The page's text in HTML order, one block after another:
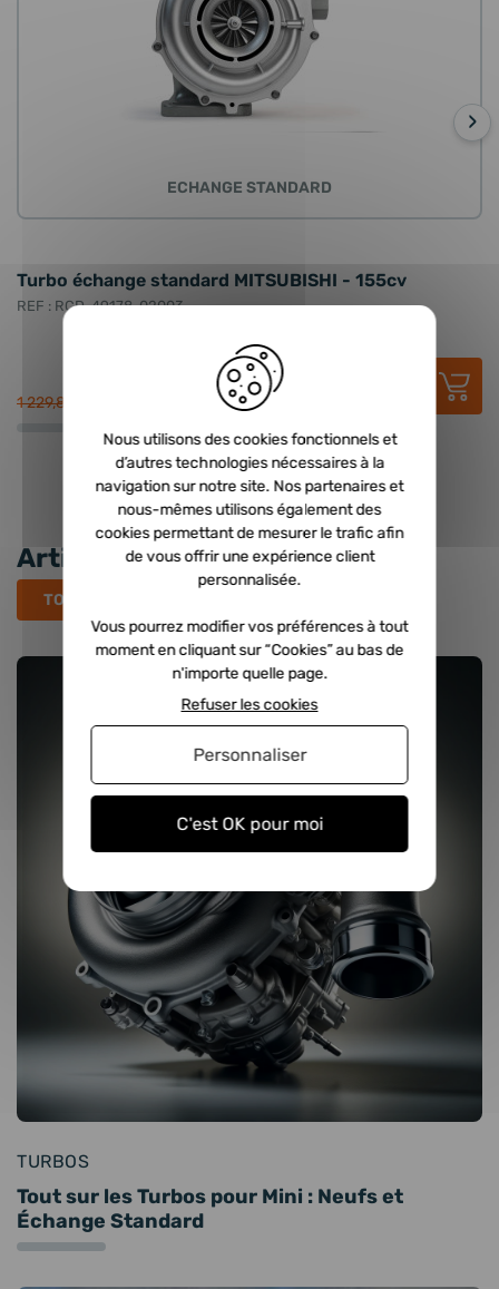
›
ECHANGE STANDARD
Turbo échange standard MITSUBISHI - 155cv
REF : RCD-49178-02003
1 229,82 € 879,32 €
Articles récents
TOUS LES ARTICLES
TURBOS
Tout sur les Turbos pour Mini : Neufs et
Échange Standard
Nous utilisons des cookies fonctionnels et
d’autres technologies nécessaires à la
navigation sur notre site. Nos partenaires et
nous-mêmes utilisons également des
cookies permettant de mesurer le trafic afin
de vous offrir une expérience client
personnalisée.
Vous pourrez modifier vos préférences à tout
moment en cliquant sur “Cookies” au bas de
n'importe quelle page.
C'est OK pour moi
Refuser les cookies
Personnaliser